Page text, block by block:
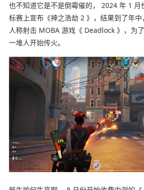
也不知道它是不是倒霉催的， 2024 年 1 月
标赛上宣布《神之浩劫 2 》，结果到了年
人称射击 MOBA 游戏《 Deadlock 》，为了
一堆人开始传火。